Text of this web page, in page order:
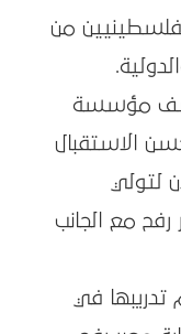
من
مؤسسة
الاستقبال
لتولي
مع الجانب
في